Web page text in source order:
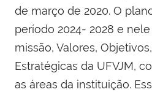
de março de 2020. O
período 2024- 2028 e
missão, Valores,
Estratégicas da UFVJM,
as áreas da instituição.